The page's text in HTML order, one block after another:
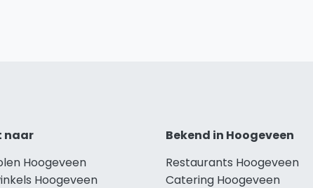
naar
Hoogeveen
Hoogeveen
Bekend in Hoogeveen
Restaurants Hoogeveen
Catering Hoogeveen